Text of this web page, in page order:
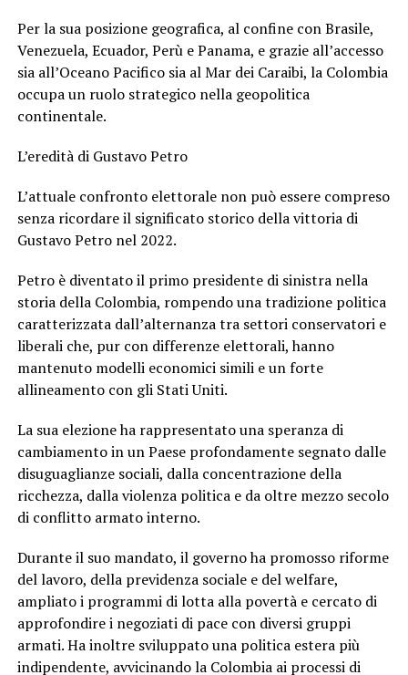
Per la sua posizione geografica, al confine con Brasile,
Venezuela, Ecuador, Perù e Panama, e grazie all’accesso
sia all’Oceano Pacifico sia al Mar dei Caraibi, la Colombia
occupa un ruolo strategico nella geopolitica
continentale.
L’eredità di Gustavo Petro
L’attuale confronto elettorale non può essere compreso
senza ricordare il significato storico della vittoria di
Gustavo Petro nel 2022.
Petro è diventato il primo presidente di sinistra nella
storia della Colombia, rompendo una tradizione politica
caratterizzata dall’alternanza tra settori conservatori e
liberali che, pur con differenze elettorali, hanno
mantenuto modelli economici simili e un forte
allineamento con gli Stati Uniti.
La sua elezione ha rappresentato una speranza di
cambiamento in un Paese profondamente segnato dalle
disuguaglianze sociali, dalla concentrazione della
ricchezza, dalla violenza politica e da oltre mezzo secolo
di conflitto armato interno.
Durante il suo mandato, il governo ha promosso riforme
del lavoro, della previdenza sociale e del welfare,
ampliato i programmi di lotta alla povertà e cercato di
approfondire i negoziati di pace con diversi gruppi
armati. Ha inoltre sviluppato una politica estera più
indipendente, avvicinando la Colombia ai processi di